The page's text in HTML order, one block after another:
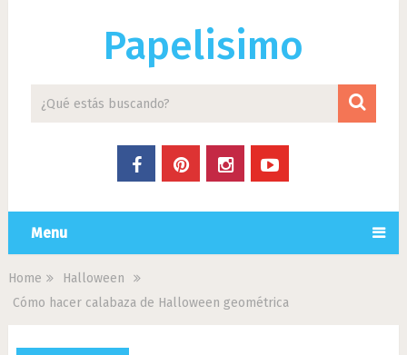
Papelisimo
Menu
Home
Halloween
Cómo hacer calabaza de Halloween geométrica